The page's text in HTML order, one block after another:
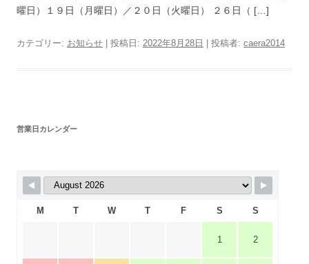
曜日）１９日（月曜日）／２０日（火曜日） ２６日（ […]
カテゴリー: お知らせ | 投稿日: 2022年8月28日 投稿者: caera2014
営業日カレンダー
M T W T F S S
1 2